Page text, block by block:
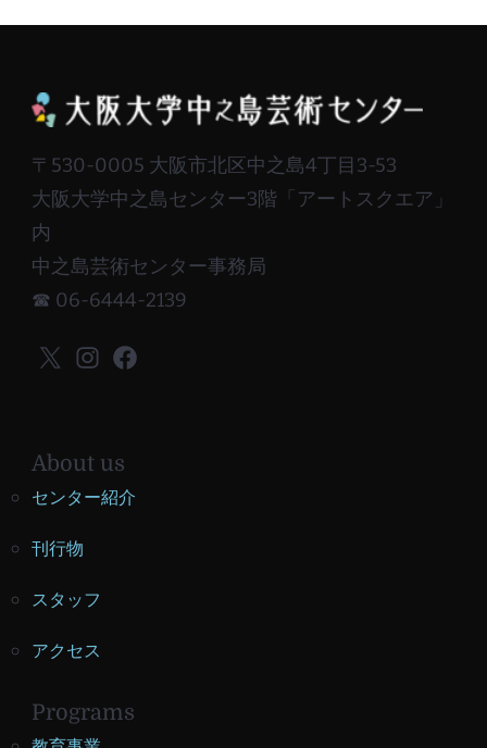
〒530-0005 大阪市北区中之島4丁目3-53
大阪大学中之島センター3階「アートスクエア」
内
中之島芸術センター事務局
☎ 06-6444-2139
X Instagram
Facebook
About us
センター紹介
刊行物
スタッフ
アクセス
Programs